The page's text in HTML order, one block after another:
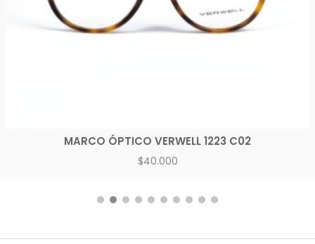
MARCO ÓPTICO VERWELL 1223 C02
$40.000